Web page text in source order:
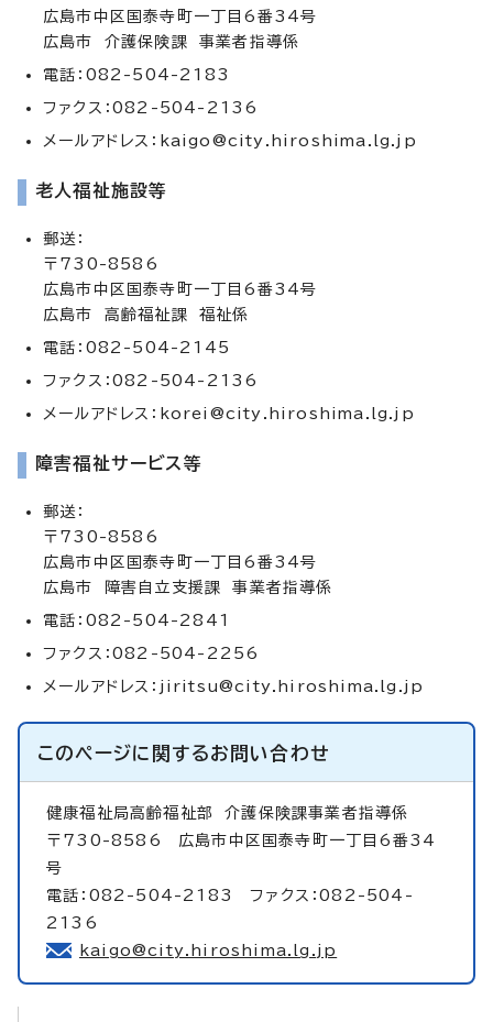
広島市中区国泰寺町一丁目6番34号
広島市 介護保険課 事業者指導係
電話：082-504-2183
ファクス：082-504-2136
メールアドレス： kaigo@city.hiroshima.lg.jp
老人福祉施設等
郵送：
〒730-8586
広島市中区国泰寺町一丁目6番34号
広島市 高齢福祉課 福祉係
電話：082-504-2145
ファクス：082-504-2136
メールアドレス： korei@city.hiroshima.lg.jp
障害福祉サービス等
郵送：
〒730-8586
広島市中区国泰寺町一丁目6番34号
広島市 障害自立支援課 事業者指導係
電話：082-504-2841
ファクス：082-504-2256
メールアドレス： jiritsu@city.hiroshima.lg.jp
このページに関するお問い合わせ
健康福祉局高齢福祉部介護保険課事業者指導係
〒730-8586 広島市中区国泰寺町一丁目6番34
号
電話：082-504-2183 ファクス：082-504-
2136
kaigo@city.hiroshima.lg.jp